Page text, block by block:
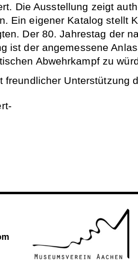
Die Ausstellung zeigt
Ein eigener Katalog stellt
Der 80. Jahrestag der
ist der angemessene
Abwehrkampf zu
freundlicher Unterstützung